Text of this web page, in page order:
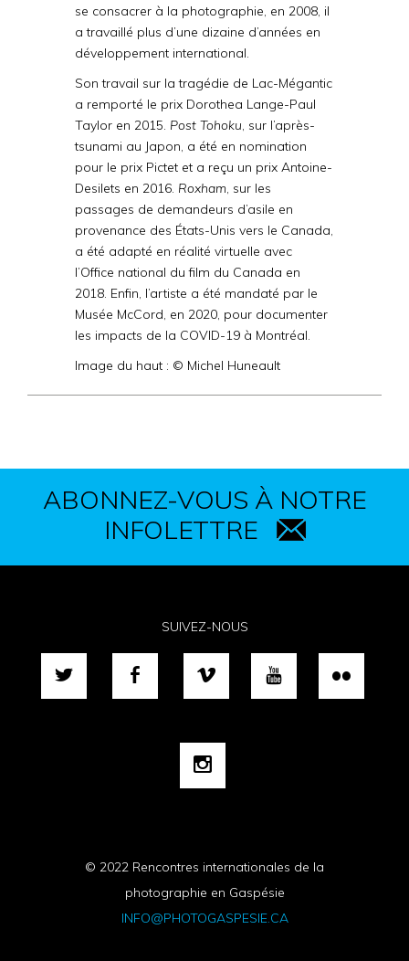
se consacrer à la photographie, en 2008, il
a travaillé plus d’une dizaine d’années en
développement international.
Son travail sur la tragédie de Lac-Mégantic
a remporté le prix Dorothea Lange-Paul
Taylor en 2015. Post Tohoku, sur l’après-
tsunami au Japon, a été en nomination
pour le prix Pictet et a reçu un prix Antoine-
Desilets en 2016. Roxham, sur les
passages de demandeurs d’asile en
provenance des États-Unis vers le Canada,
a été adapté en réalité virtuelle avec
l’Office national du film du Canada en
2018. Enfin, l’artiste a été mandaté par le
Musée McCord, en 2020, pour documenter
les impacts de la COVID-19 à Montréal.
Image du haut : © Michel Huneault
ABONNEZ-VOUS À NOTRE
INFOLETTRE
SUIVEZ-NOUS
© 2022 Rencontres internationales de la
photographie en Gaspésie
INFO@PHOTOGASPESIE.CA